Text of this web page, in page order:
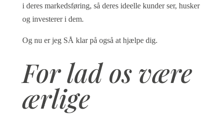
i deres markedsføring, så deres ideelle kunder ser, husker
og investerer i dem.
Og nu er jeg SÅ klar på også at hjælpe dig.
For lad os være
ærlige